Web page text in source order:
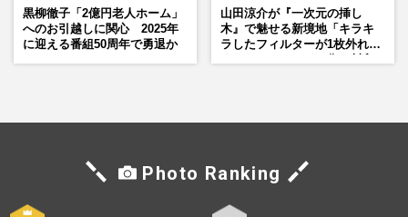
黒柳徹子「2億円老人ホーム」
へのお引越しに関心 2025年
に迎える番組50周年で勇退か
山田涼介が『一次元の挿し
木』で魅せる新境地「キラキ
ラしたフィルターが1枚外れて
Photo Ranking